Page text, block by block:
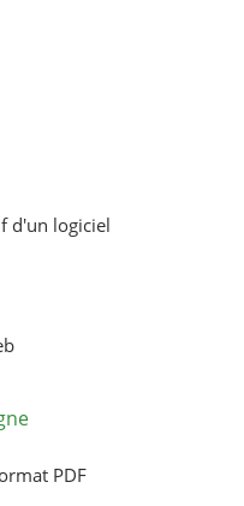
d'un logiciel
PDF